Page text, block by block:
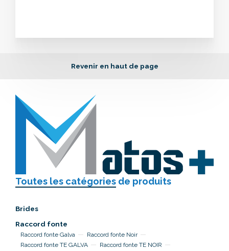
Revenir en haut de page
Toutes les catégories de produits
Brides
Raccord fonte
Raccord fonte Galva
Raccord fonte Noir
Raccord fonte TE GALVA
Raccord fonte TE NOIR